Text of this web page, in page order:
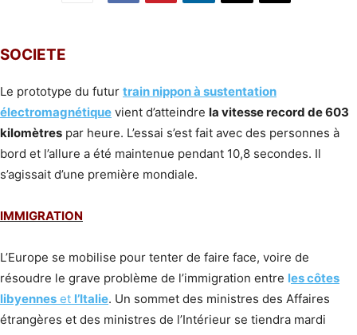
SOCIETE
Le prototype du futur train nippon à sustentation
électromagnétique vient d’atteindre la vitesse record de 603
kilomètres par heure. L’essai s’est fait avec des personnes à
bord et l’allure a été maintenue pendant 10,8 secondes. Il
s’agissait d’une première mondiale.
IMMIGRATION
L’Europe se mobilise pour tenter de faire face, voire de
résoudre le grave problème de l’immigration entre les côtes
libyennes et l’Italie. Un sommet des ministres des Affaires
étrangères et des ministres de l’Intérieur se tiendra mardi